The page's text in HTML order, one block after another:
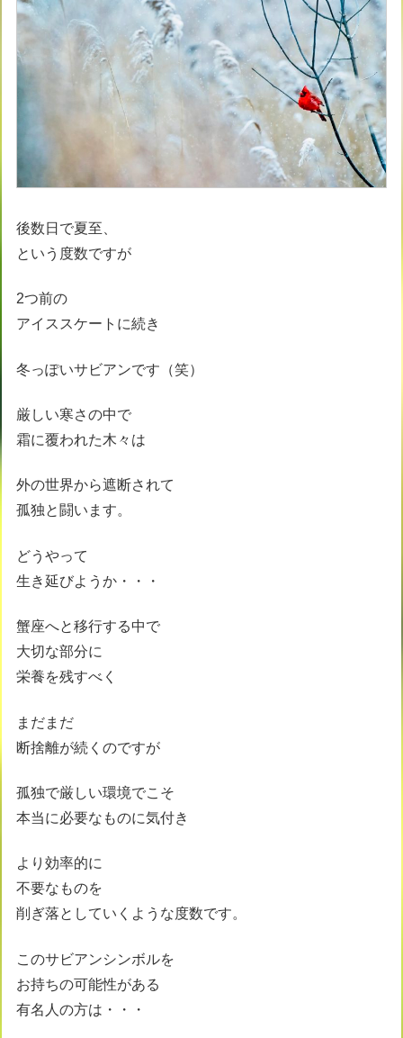
後数日で夏至、
という度数ですが
2つ前の
アイススケートに続き
冬っぽいサビアンです（笑）
厳しい寒さの中で
霜に覆われた木々は
外の世界から遮断されて
孤独と闘います。
どうやって
生き延びようか・・・
蟹座へと移行する中で
大切な部分に
栄養を残すべく
まだまだ
断捨離が続くのですが
孤独で厳しい環境でこそ
本当に必要なものに気付き
より効率的に
不要なものを
削ぎ落としていくような度数です。
このサビアンシンボルを
お持ちの可能性がある
有名人の方は・・・